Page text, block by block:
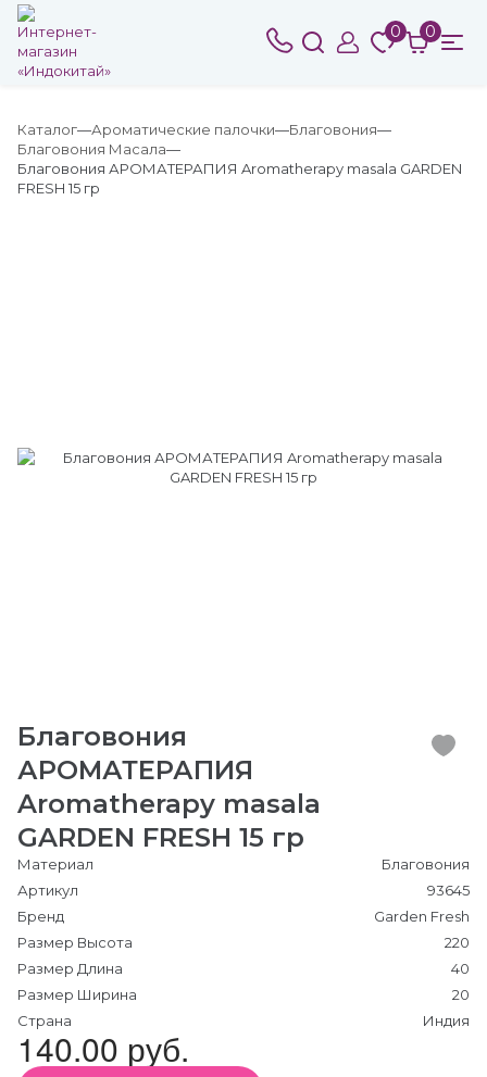
0 0
Каталог Ароматические палочки
Благовония
Благовония Масала
Благовония АРОМАТЕРАПИЯ Aromatherapy masala GARDEN
FRESH 15 гр
Благовония
АРОМАТЕРАПИЯ
Aromatherapy masala
GARDEN FRESH 15 гр
Материал
Благовония
Артикул
93645
Бренд
Garden Fresh
Размер Высота
220
Размер Длина
40
Размер Ширина
20
Страна
Индия
140.00 руб.